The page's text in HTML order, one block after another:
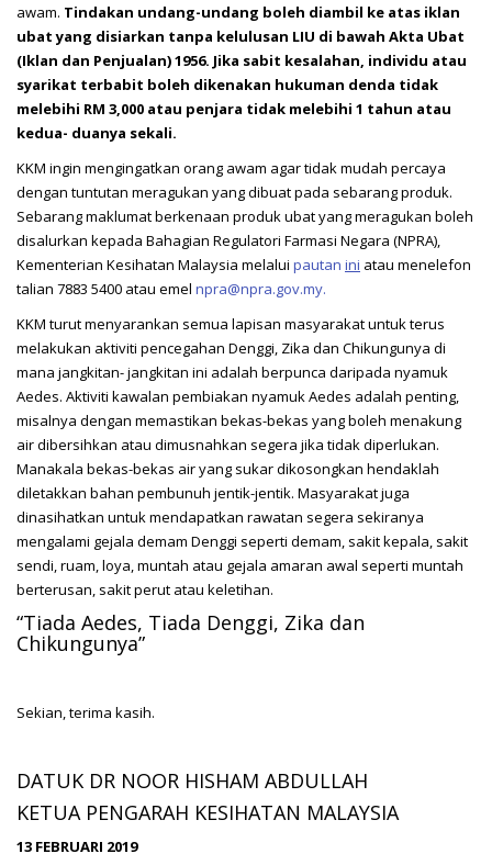
awam. Tindakan undang-undang boleh diambil ke atas iklan
ubat yang disiarkan tanpa kelulusan LIU di bawah Akta Ubat
(Iklan dan Penjualan) 1956. Jika sabit kesalahan, individu atau
syarikat terbabit boleh dikenakan hukuman denda tidak
melebihi RM 3,000 atau penjara tidak melebihi 1 tahun atau
kedua- duanya sekali.
KKM ingin mengingatkan orang awam agar tidak mudah percaya
dengan tuntutan meragukan yang dibuat pada sebarang produk.
Sebarang maklumat berkenaan produk ubat yang meragukan boleh
disalurkan kepada Bahagian Regulatori Farmasi Negara (NPRA),
Kementerian Kesihatan Malaysia melalui pautan ini atau menelefon
talian 7883 5400 atau emel npra@npra.gov.my.
KKM turut menyarankan semua lapisan masyarakat untuk terus
melakukan aktiviti pencegahan Denggi, Zika dan Chikungunya di
mana jangkitan- jangkitan ini adalah berpunca daripada nyamuk
Aedes. Aktiviti kawalan pembiakan nyamuk Aedes adalah penting,
misalnya dengan memastikan bekas-bekas yang boleh menakung
air dibersihkan atau dimusnahkan segera jika tidak diperlukan.
Manakala bekas-bekas air yang sukar dikosongkan hendaklah
diletakkan bahan pembunuh jentik-jentik. Masyarakat juga
dinasihatkan untuk mendapatkan rawatan segera sekiranya
mengalami gejala demam Denggi seperti demam, sakit kepala, sakit
sendi, ruam, loya, muntah atau gejala amaran awal seperti muntah
berterusan, sakit perut atau keletihan.
“Tiada Aedes, Tiada Denggi, Zika dan
Chikungunya”
Sekian, terima kasih.
DATUK DR NOOR HISHAM ABDULLAH
KETUA PENGARAH KESIHATAN MALAYSIA
13 FEBRUARI 2019